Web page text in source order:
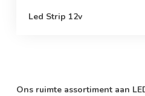
Led Strip 12v
Ons ruimte assortiment aan